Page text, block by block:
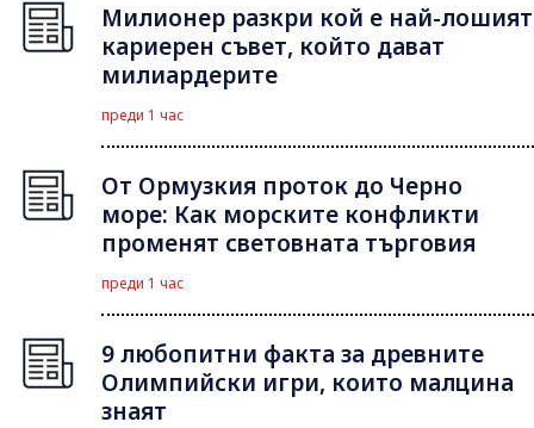
Милионер разкри кой е най-лошият
кариерен съвет, който дават
милиардерите
преди 1 час
От Ормузкия проток до Черно
море: Как морските конфликти
променят световната търговия
преди 1 час
9 любопитни факта за древните
Олимпийски игри, които малцина
знаят